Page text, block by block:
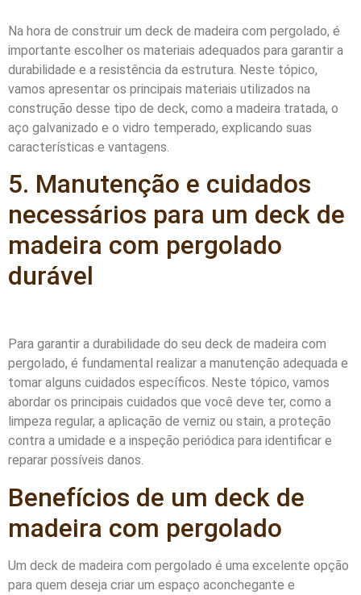
Na hora de construir um deck de madeira com pergolado, é
importante escolher os materiais adequados para garantir a
durabilidade e a resistência da estrutura. Neste tópico,
vamos apresentar os principais materiais utilizados na
construção desse tipo de deck, como a madeira tratada, o
aço galvanizado e o vidro temperado, explicando suas
características e vantagens.
5. Manutenção e cuidados
necessários para um deck de
madeira com pergolado
durável
Para garantir a durabilidade do seu deck de madeira com
pergolado, é fundamental realizar a manutenção adequada e
tomar alguns cuidados específicos. Neste tópico, vamos
abordar os principais cuidados que você deve ter, como a
limpeza regular, a aplicação de verniz ou stain, a proteção
contra a umidade e a inspeção periódica para identificar e
reparar possíveis danos.
Benefícios de um deck de
madeira com pergolado
Um deck de madeira com pergolado é uma excelente opção
para quem deseja criar um espaço aconchegante e